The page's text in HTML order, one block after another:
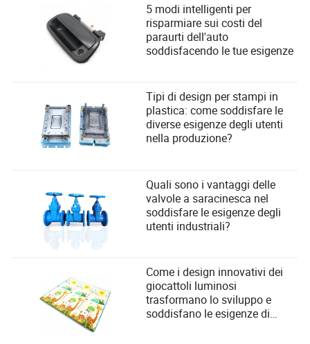
5 modi intelligenti per
risparmiare sui costi del
paraurti dell'auto
soddisfacendo le tue esigenze
Tipi di design per stampi in
plastica: come soddisfare le
diverse esigenze degli utenti
nella produzione?
Quali sono i vantaggi delle
valvole a saracinesca nel
soddisfare le esigenze degli
utenti industriali?
Come i design innovativi dei
giocattoli luminosi
trasformano lo sviluppo e
soddisfano le esigenze di